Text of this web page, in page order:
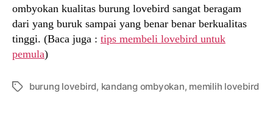
ombyokan kualitas burung lovebird sangat beragam
dari yang buruk sampai yang benar benar berkualitas
tinggi. (Baca juga : tips membeli lovebird untuk
pemula)
Tagsburung lovebird, kandang ombyokan, memilih lovebird